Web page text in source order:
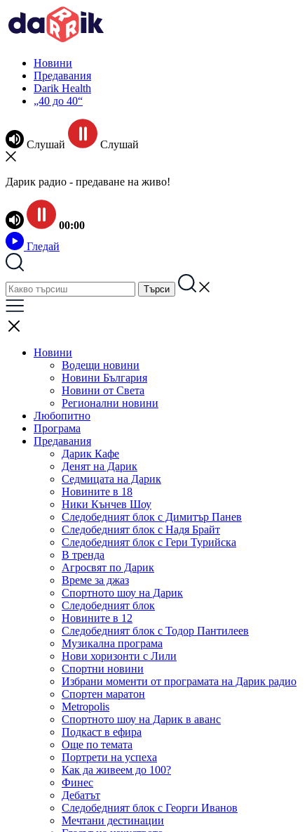
Новини
Предавания
Darik Health
„40 до 40“
Слушай Слушай
Дарик радио - предаване на живо!
00:00
Гледай
Новини
Водещи новини
Новини България
Новини от Света
Регионални новини
Любопитно
Програма
Предавания
Дарик Кафе
Денят на Дарик
Седмицата на Дарик
Новините в 18
Ники Кънчев Шоу
Следобедният блок с Димитър Панев
Следобедният блок с Надя Брайт
Следобедният блок с Гери Турийска
В тренда
Агросвят по Дарик
Време за джаз
Спортното шоу на Дарик
Следобедният блок
Новините в 12
Следобедният блок с Тодор Пантилеев
Музикална програма
Нови хоризонти с Лили
Спортни новини
Избрани моменти от програмата на Дарик радио
Спортен маратон
Metropolis
Спортното шоу на Дарик в аванс
Подкаст в ефира
Още по темата
Портрети на успеха
Как да живеем до 100?
Финес
Дебатът
Следобедният блок с Георги Иванов
Мечтани дестинации